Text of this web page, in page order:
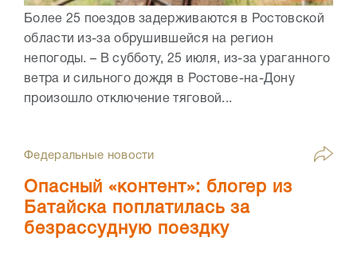
Более 25 поездов задерживаются в Ростовской
области из-за обрушившейся на регион
непогоды. – В субботу, 25 июля, из-за ураганного
ветра и сильного дождя в Ростове-на-Дону
произошло отключение тяговой...
Федеральные новости
Опасный «контент»: блогер из
Батайска поплатилась за
безрассудную поездку